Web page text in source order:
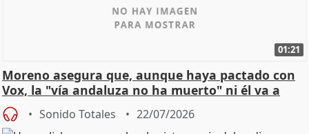
01:21
Moreno asegura que, aunque haya pactado con
Vox, la "vía andaluza no ha muerto" ni él va a
"cambiar"
Sonido Totales 22/07/2026